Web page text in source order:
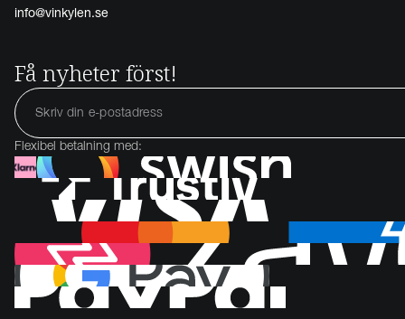
info@vinkylen.se
Få nyheter först!
Flexibel betalning med: